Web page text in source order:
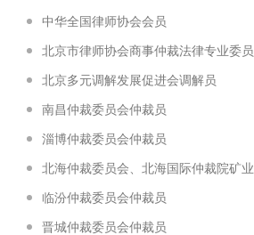
中华全国律师协会会员
北京市律师协会商事仲裁法律专业委
北京多元调解发展促进会调解员
南昌仲裁委员会仲裁员
淄博仲裁委员会仲裁员
北海仲裁委员会、北海国际仲裁院矿
临汾仲裁委员会仲裁员
晋城仲裁委员会仲裁员